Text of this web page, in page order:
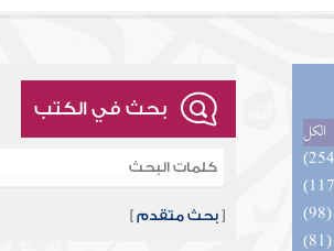
الكل
بحث في الكتب
[بحث متقدم ]